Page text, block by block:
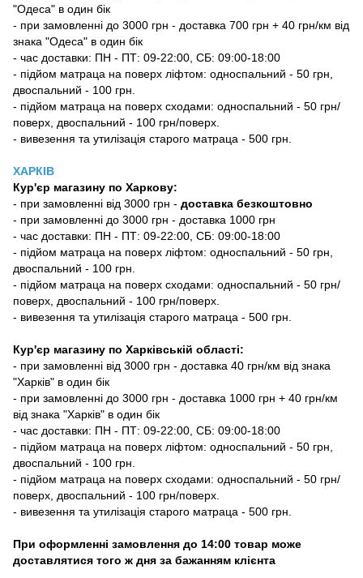
"Одеса" в один бік
- при замовленні до 3000 грн - доставка 700 грн + 40 грн/км від
знака "Одеса" в один бік
- час доставки: ПН - ПТ: 09-22:00, СБ: 09:00-18:00
- підйом матраца на поверх ліфтом: односпальний - 50 грн,
двоспальний - 100 грн.
- підйом матраца на поверх сходами: односпальний - 50 грн/
поверх, двоспальний - 100 грн/поверх.
- вивезення та утилізація старого матраца - 500 грн.
ХАРКІВ
Кур'єр магазину по Харкову:
- при замовленні від 3000 грн - доставка безкоштовно
- при замовленні до 3000 грн - доставка 1000 грн
- час доставки: ПН - ПТ: 09-22:00, СБ: 09:00-18:00
- підйом матраца на поверх ліфтом: односпальний - 50 грн,
двоспальний - 100 грн.
- підйом матраца на поверх сходами: односпальний - 50 грн/
поверх, двоспальний - 100 грн/поверх.
- вивезення та утилізація старого матраца - 500 грн.
Кур'єр магазину по Харківській області:
- при замовленні від 3000 грн - доставка 40 грн/км від знака
"Харків" в один бік
- при замовленні до 3000 грн - доставка 1000 грн + 40 грн/км
від знака "Харків" в один бік
- час доставки: ПН - ПТ: 09-22:00, СБ: 09:00-18:00
- підйом матраца на поверх ліфтом: односпальний - 50 грн,
двоспальний - 100 грн.
- підйом матраца на поверх сходами: односпальний - 50 грн/
поверх, двоспальний - 100 грн/поверх.
- вивезення та утилізація старого матраца - 500 грн.
При оформленні замовлення до 14:00 товар може
доставлятися того ж дня за бажанням клієнта